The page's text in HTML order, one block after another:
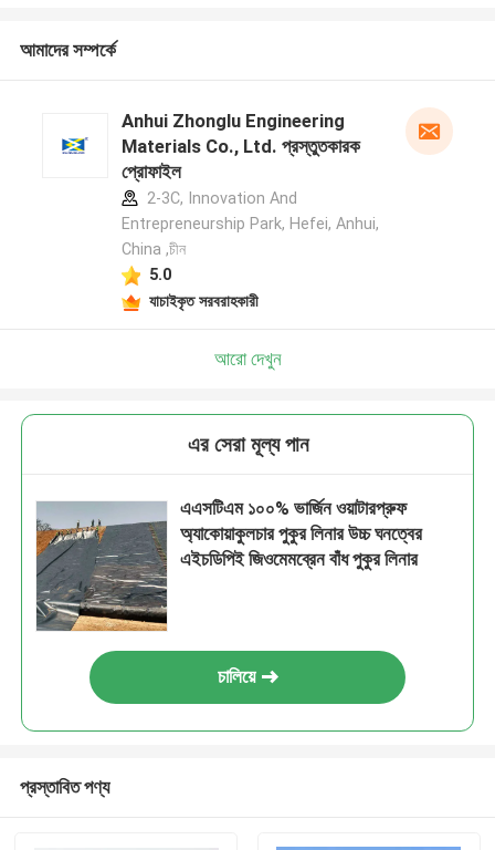
আমাদের সম্পর্কে
Anhui Zhonglu Engineering
Materials Co., Ltd. প্রস্তুতকারক
প্রোফাইল
2-3C, Innovation And
Entrepreneurship Park, Hefei, Anhui,
China ,চীন
5.0
যাচাইকৃত সরবরাহকারী
আরো দেখুন
এর সেরা মূল্য পান
এএসটিএম ১০০% ভার্জিন ওয়াটারপ্রুফ
অ্যাকোয়াকুলচার পুকুর লিনার উচ্চ ঘনত্বের
এইচডিপিই জিওমেমব্রেন বাঁধ পুকুর লিনার
চালিয়ে
প্রস্তাবিত পণ্য